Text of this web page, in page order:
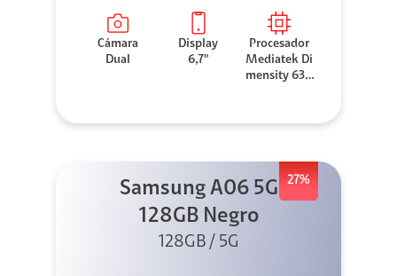
Cámara
Dual
Display
6,7"
Procesador
Mediatek Di
mensity 630
27%
Samsung A06 5G
128GB Negro
128GB / 5G